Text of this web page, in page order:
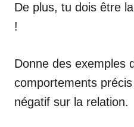
De plus, tu dois être
!
Donne des exemples
comportements
négatif sur la relation.